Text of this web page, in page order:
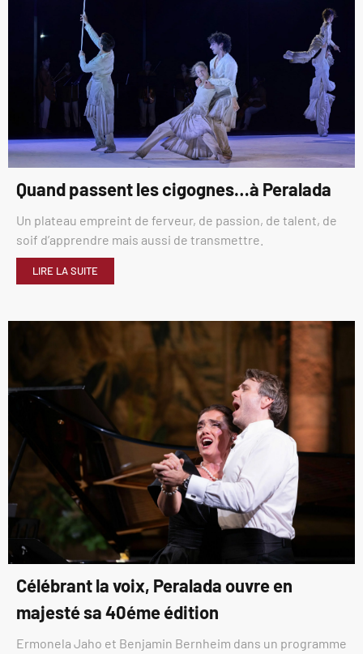
Quand passent les cigognes…à Peralada
Un plateau empreint de ferveur, de passion, de talent, de
soif d’apprendre mais aussi de transmettre.
LIRE LA SUITE
Célébrant la voix, Peralada ouvre en
majesté sa 40éme édition
Ermonela Jaho et Benjamin Bernheim dans un programme